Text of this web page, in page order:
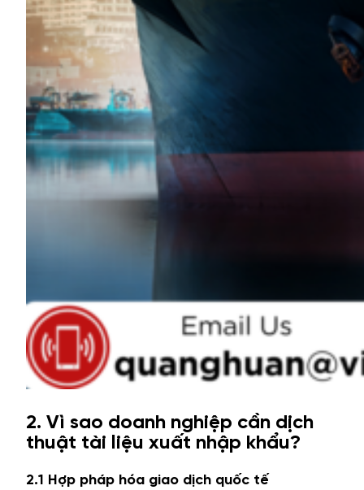
2. Vì sao doanh nghiệp cần dịch
thuật tài liệu xuất nhập khẩu?
2.1 Hợp pháp hóa giao dịch quốc tế